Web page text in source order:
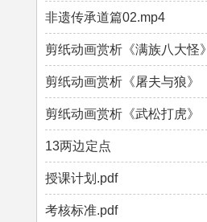
非遗传承道篇02.mp4
剪纸动画赏析《满族八大怪》
剪纸动画赏析《屠夫与狼》
剪纸动画赏析《武松打虎》
13两边定点
授课计划.pdf
考核标准.pdf